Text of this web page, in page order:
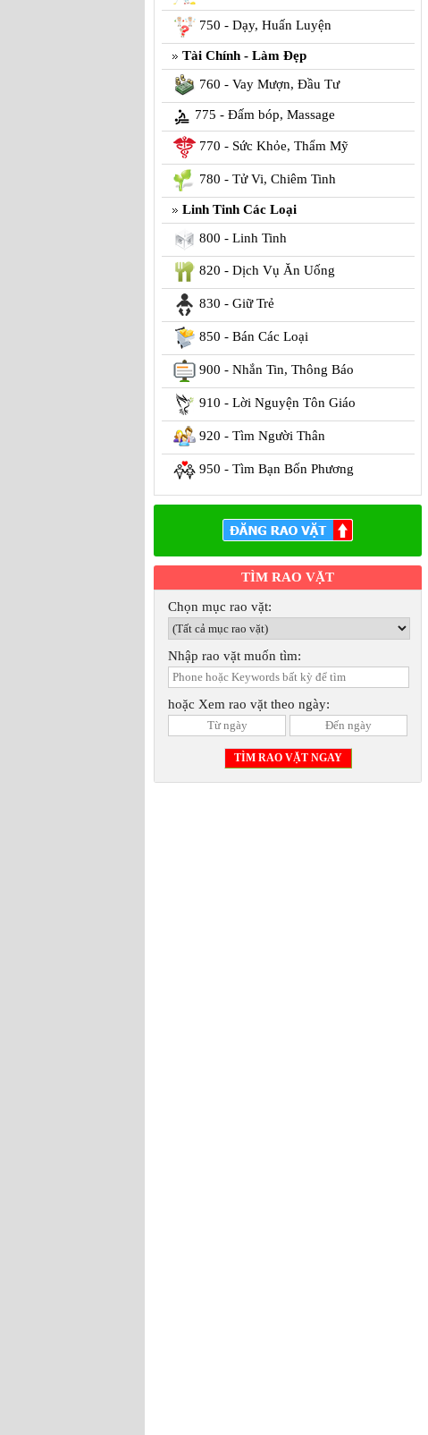
750 - Dạy, Huấn Luyện
Tài Chính - Làm Đẹp
760 - Vay Mượn, Đầu Tư
775 - Đấm bóp, Massage
770 - Sức Khỏe, Thẩm Mỹ
780 - Tử Vi, Chiêm Tinh
Linh Tinh Các Loại
800 - Linh Tinh
820 - Dịch Vụ Ăn Uống
830 - Giữ Trẻ
850 - Bán Các Loại
900 - Nhắn Tin, Thông Báo
910 - Lời Nguyện Tôn Giáo
920 - Tìm Người Thân
950 - Tìm Bạn Bốn Phương
TÌM RAO VẶT
Chọn mục rao vặt:
Nhập rao vặt muốn tìm:
hoặc Xem rao vặt theo ngày: